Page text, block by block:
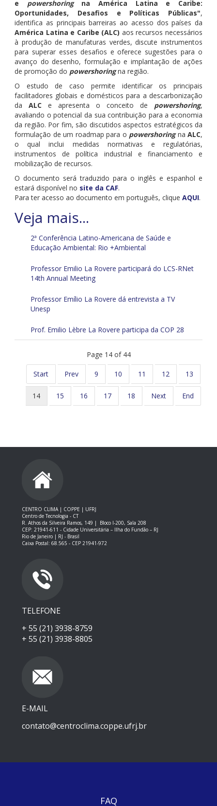
e powershoringna América Latina e Caribe:
Oportunidades, Desafios e Políticas Públicas",
identifica as principais barreiras ao acesso dos países da
América Latina e Caribe (ALC) aos recursos necessários
à produção de manufaturas verdes, discute instrumentos
para superar esses desafios e oferece sugestões para o
avanço do desenho, formulação e implantação de ações
de promoção do powershoring na região.
O estudo de caso permite identificar os principais
facilitadores globais e domésticos para a descarbonização
da ALC e apresenta o conceito de powershoring,
avaliando o potencial da sua contribuição para a economia
da região. Por fim, são discutidos aspectos estratégicos da
formulação de um roadmap para o powershoring na ALC,
o qual inclui medidas normativas e regulatórias,
instrumentos de política industrial e financiamento e
mobilização de recursos.
O documento será traduzido para o inglês e espanhol e
estará disponível no site da CAF.
Para ter acesso ao documento em português, clique AQUI.
2ª Conferência Latino-Americana de Saúde e
Educação Ambiental: Rio +Ambiental
Professor Emilio La Rovere participará do LCS-RNet
14th Annual Meeting
Professor Emílio La Rovere dá entrevista a TV
Unesp
Prof. Emilio Lèbre La Rovere participa da COP 28
Page 14 of 44
Start Prev 9 10 11 12 13
14 15 16 17 18 Next End
CENTRO CLIMA | COPPE | UFRJ
Centro de Tecnologia - CT
R. Athos da Silveira Ramos, 149 |
Bloco I-200, Sala 208
CEP: 21941-611 - Cidade Universitária – Ilha do Fundão – RJ
Rio de Janeiro | RJ - Brasil
Caixa Postal: 68.565 - CEP 21941-972
TELEFONE
+ 55 (21) 3938-8759
+ 55 (21) 3938-8805
E-MAIL
contato@centroclima.coppe.ufrj.br
FAQ